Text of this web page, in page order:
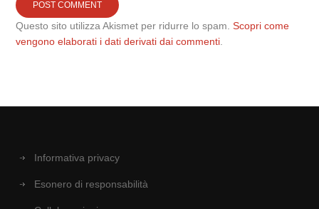
Questo sito utilizza Akismet per ridurre lo spam.Scopri come
vengono elaborati i dati derivati dai commenti
Informativa privacy
Esonero di responsabilità